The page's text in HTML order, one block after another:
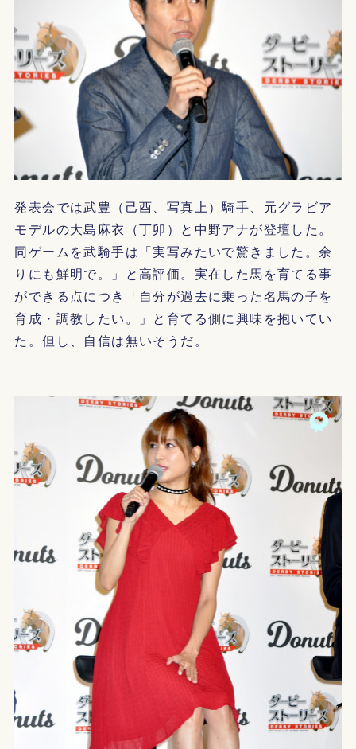
発表会では武豊（己酉、写真上）騎手、元グラビア
モデルの大島麻衣（丁卯）と中野アナが登壇した。
同ゲームを武騎手は「実写みたいで驚きました。余
りにも鮮明で。」と高評価。実在した馬を育てる事
ができる点につき「自分が過去に乗った名馬の子を
育成・調教したい。」と育てる側に興味を抱いてい
た。但し、自信は無いそうだ。